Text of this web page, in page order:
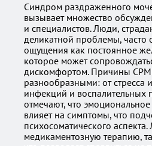
Синдром раздраженного
вызывает множество
и специалистов. Люди,
деликатной проблемы, часто
ощущения как постоянное
которое может
дискомфортом. Причины
разнообразными: от стресса
инфекций и воспалительных
отмечают, что
влияет на симптомы, что
психосоматического
медикаментозную терапию,